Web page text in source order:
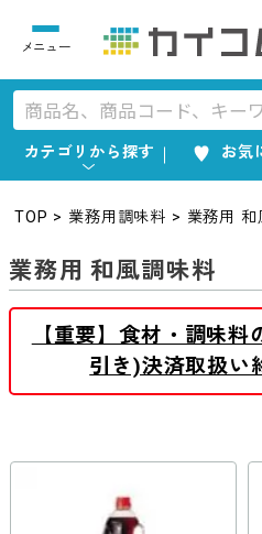
カテゴリから探す お気
TOP 業務用調味料 業務用 和
業務用 和風調味料
【重要】食材・調味
引き)決済取扱い